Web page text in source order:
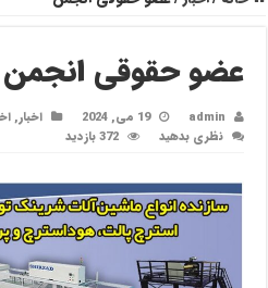
عضو حقوقی انجمن
admin 19 می, 2024 اخبار,
نظری بدهید
372 بازدید